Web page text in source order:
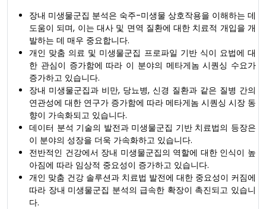
장내 미생물군집 분석은 숙주-미생물 상호작용을 이해하는 데
도움이 되며, 이는 대사 및 면역 질환에 대한 치료적 개입을 개
발하는 데 매우 중요합니다.
개인 맞춤 의료 및 미생물군집 프로파일 기반 식이 요법에 대
한 관심이 증가함에 따라 이 분야의 메타게놈 시퀀싱 수요가
증가하고 있습니다.
장내 미생물군집과 비만, 당뇨병, 신경 질환과 같은 질병 간의
연관성에 대한 연구가 증가함에 따라 메타게놈 시퀀싱 시장 동
향이 가속화되고 있습니다.
데이터 분석 기술의 발전과 미생물군집 기반 치료법의 등장은
이 분야의 성장을 더욱 가속화하고 있습니다.
전반적인 건강에서 장내 미생물군집의 역할에 대한 인식이 높
아짐에 따라 임상적 중요성이 증가하고 있습니다.
개인 맞춤 건강 솔루션과 치료법 발전에 대한 중요성이 커짐에
따라 장내 미생물군집 분석의 급속한 확장이 촉진되고 있습니
다.